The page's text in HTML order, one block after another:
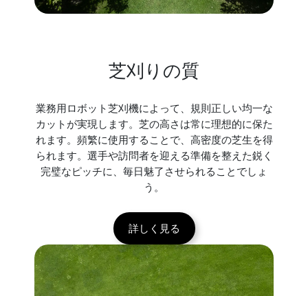
芝刈りの質
業務用ロボット芝刈機によって、規則正しい均一な
カットが実現します。芝の高さは常に理想的に保た
れます。頻繁に使用することで、高密度の芝生を得
られます。選手や訪問者を迎える準備を整えた鋭く
完璧なピッチに、毎日魅了させられることでしょ
う。
詳しく見る